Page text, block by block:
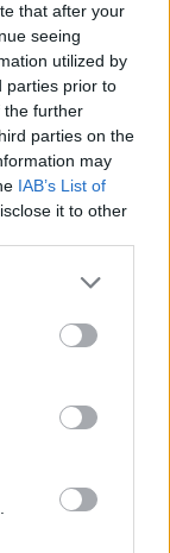
that after your
seeing
utilized by
parties prior to
the further
parties on the
may
IAB’s List of
it to other
dzimumu